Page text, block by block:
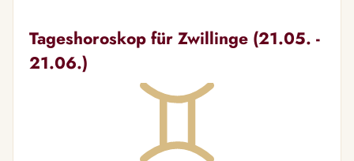
Tageshoroskop für Zwillinge (21.05. -
21.06.)